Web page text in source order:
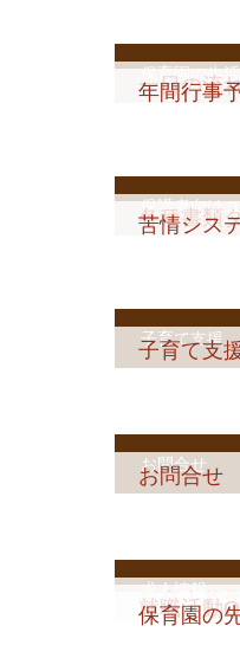
保育園の生活
一日の流
年間行事
保護者向け
各種書類
苦情シス
子育て支援
子育て支
お問合せ
お問合せ
求人情報
保育士募集
就職活動
保育園の